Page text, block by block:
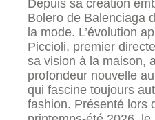
Depuis sa création
Bolero de Balenciaga
la mode. L’évolution
Piccioli, premier
sa vision à la maison,
profondeur nouvelle
qui fascine toujours
fashion. Présenté lors